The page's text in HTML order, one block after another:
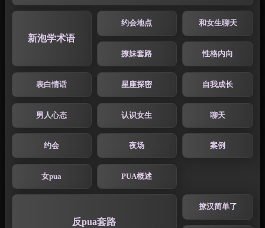
新泡学术语
约会地点 和女生聊天
撩妹套路 性格内向
表白情话 星座探密 自我成长
男人心态 认识女生 聊天
约会 夜场 案例
女pua PUA概述
反pua套路
撩汉简单了